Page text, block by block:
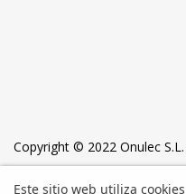
Copyright © 2022 Onulec
Este sitio web utiliza